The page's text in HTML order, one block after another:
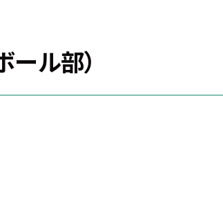
ル部）